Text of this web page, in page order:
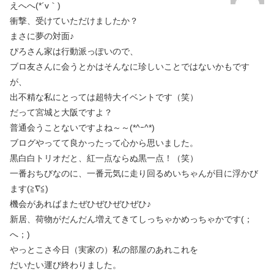
えへへ(*´v｀)
衝撃、受けていただけましたか？
まさに夢の対面♪
ぴろさん家は行動派っぽいので、
ブロ友さんに会うとかはそんなに珍しいことではないかもです
が、
出不精な私にとっては超特大イベントです（笑）
だって宮城と大阪ですよ？
普通会うことないですよね～～(*^ｰ^*)
ブログやってて良かったって心から思いました。
黒白白トリオだと、紅一点ならぬ黒一点！（笑）
一番おちびなのに、一番元気に走り回るめいちゃんが目に浮かび
ます(≧∇≦)
機会があればまたぜひぜひぜひぜひ♪
新居、荷物がだんだん増えてきてしっちゃかめっちゃかです(；
へ；)
やっとこさ今日（実家の）私の部屋のあれこれを
だいたい運び終わりました。